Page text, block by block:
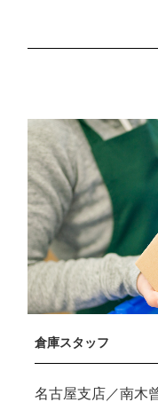
倉庫スタッフ
名古屋支店／南木